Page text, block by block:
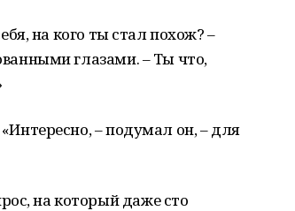
на кого ты стал похож? –
глазами. – Ты что,
– подумал он, – для
на который даже сто